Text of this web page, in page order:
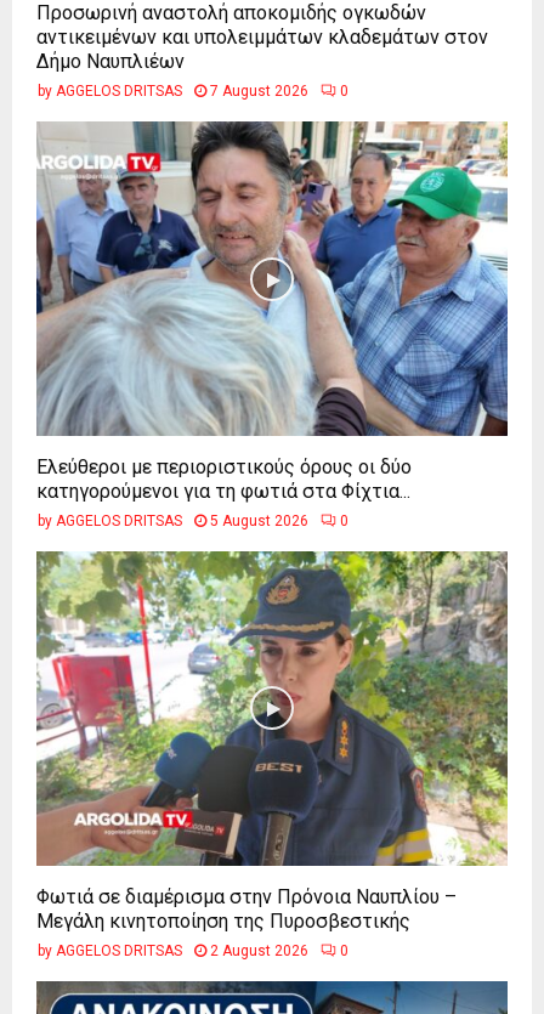
Προσωρινή αναστολή αποκομιδής ογκωδών
αντικειμένων και υπολειμμάτων κλαδεμάτων στον
Δήμο Ναυπλιέων
by AGGELOS DRITSAS 7 August 2026 0
Ελεύθεροι με περιοριστικούς όρους οι δύο
κατηγορούμενοι για τη φωτιά στα Φίχτια...
by AGGELOS DRITSAS 5 August 2026 0
Φωτιά σε διαμέρισμα στην Πρόνοια Ναυπλίου –
Μεγάλη κινητοποίηση της Πυροσβεστικής
by AGGELOS DRITSAS 2 August 2026 0